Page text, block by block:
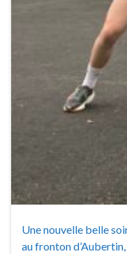
Une nouvelle belle
au fronton